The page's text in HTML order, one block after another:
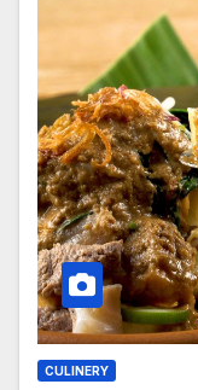
CULINERY